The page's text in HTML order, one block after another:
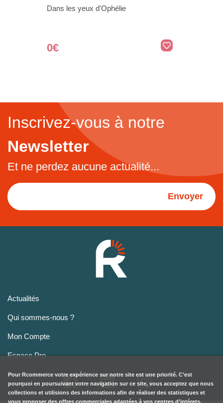
Dans les yeux d'Ophélie
0€
Inscrivez-vous à notre
Newsletter
Et ne perdez aucune actualité...
Envoyer
Actualités
Qui sommes-nous ?
Mon Compte
Espace Pro
Pour Rcommerce votre expérience sur notre site est une priorité. C’est
pourquoi en poursuivant votre navigation sur ce site, vous acceptez que nous
collections et utilisions des informations afin de réaliser des statistiques et
vous proposer des offres commerciales adaptées à vos centres d’intérets.